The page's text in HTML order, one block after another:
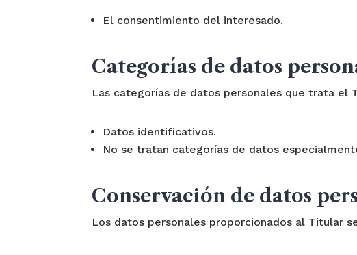
El consentimiento del interesado.
Categorías de datos
Las categorías de datos personales que trata el
Datos identificativos.
No se tratan categorías de datos
Conservación de datos
Los datos personales proporcionados al Titular